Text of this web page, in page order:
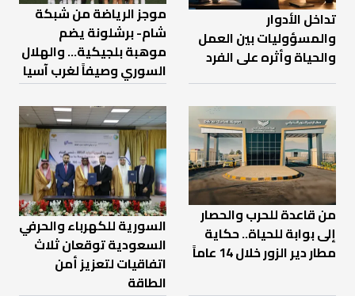
تداخل الأدوار
والمسؤوليات بين العمل
والحياة وأثره على الفرد
موجز الرياضة من شبكة
شام- برشلونة يضم
موهبة بلجيكية... والهلال
السوري وصيفاً لغرب آسيا
من قاعدة للحرب والحصار
إلى بوابة للحياة.. حكاية
مطار دير الزور خلال 14 عاماً
السورية للكهرباء والحرفي
السعودية توقعان ثلاث
اتفاقيات لتعزيز أمن
الطاقة